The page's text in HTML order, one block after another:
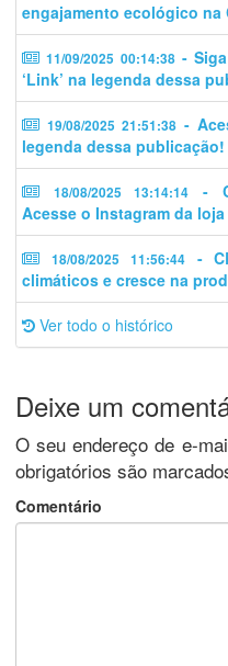
engajamento ecológico na
11/09/2025 00:14:38- Siga
‘Link’ na legenda dessa
19/08/2025 21:51:38-
legenda dessa publicação!
18/08/2025 13:14:14
-
Acesse o Instagram da
18/08/2025 11:56:44-
climáticos e cresce na
Ver todo o histórico
Deixe um
O seu endereço de e-
obrigatórios são
Comentário